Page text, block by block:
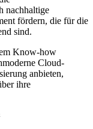
nachhaltige
fördern, die für die
sind.
Know-how
Cloud-
anbieten,
ihre